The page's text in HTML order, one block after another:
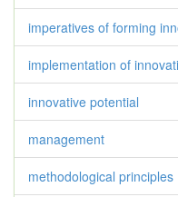
imperatives of forming
implementation of
innovative potential
management
methodological principles